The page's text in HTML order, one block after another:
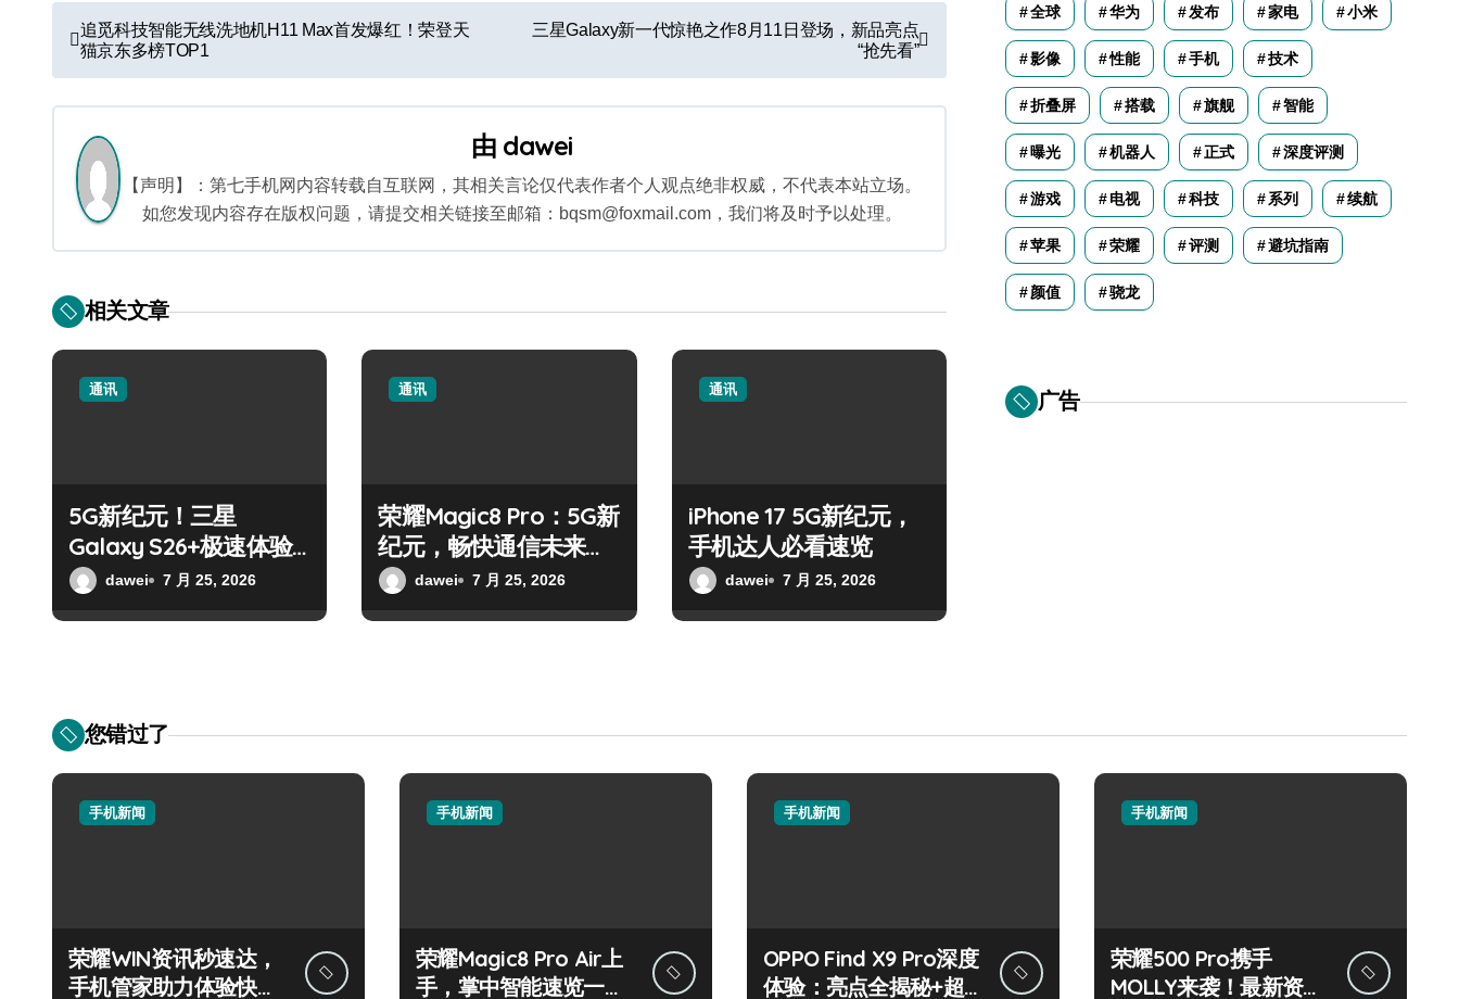
文
章
导
航
追觅科技智能无线洗地机H11 Max首发爆红！荣登天
猫京东多榜TOP1
三星Galaxy新一代惊艳之作8月11日登场，新品亮点
“抢先看”
由 dawei
【声明】：第七手机网内容转载自互联网，其相关言论仅代表作者个人观点绝非权威，不代表本站立场。
如您发现内容存在版权问题，请提交相关链接至邮箱：bqsm@foxmail.com，我们将及时予以处理。
相关文章
通讯
5G新纪元！三星
Galaxy S26+极速体验
首发dawei 7 月 25, 2026
通讯
荣耀Magic8 Pro：5G新
纪元，畅快通信未来已
来
dawei 7 月 25, 2026
通讯
iPhone 17 5G新纪元，
手机达人必看速览
dawei 7 月 25, 2026
全球 华为 发布 家电 小米
影像 性能 手机 技术
折叠屏 搭载 旗舰 智能
曝光 机器人 正式 深度评测
游戏 电视 科技 系列 续航
苹果 荣耀 评测 避坑指南
颜值 骁龙
广告
您错过了
手机新闻
荣耀WIN资讯秒速达，
手机管家助力体验快人
手机新闻
荣耀Magic8 Pro Air上
手，掌中智能速览一手
手机新闻
OPPO Find X9 Pro深度
体验：亮点全揭秘+超
手机新闻
荣耀500 Pro携手
MOLLY来袭！最新资讯